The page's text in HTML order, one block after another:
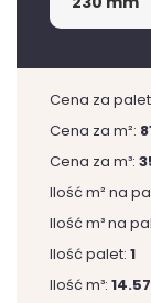
Cena za
Cena za m²:
Cena za m³:
Ilość m² na
Ilość m³ na
Ilość palet: 1
Ilość m³: 14.57